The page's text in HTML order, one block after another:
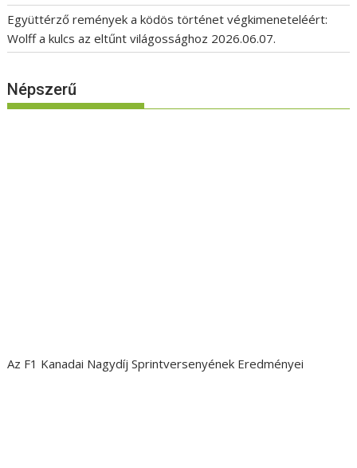
Együttérző remények a ködös történet végkimeneteléért:
Wolff a kulcs az eltűnt világossághoz 2026.06.07.
Népszerű
Az F1 Kanadai Nagydíj Sprintversenyének Eredményei